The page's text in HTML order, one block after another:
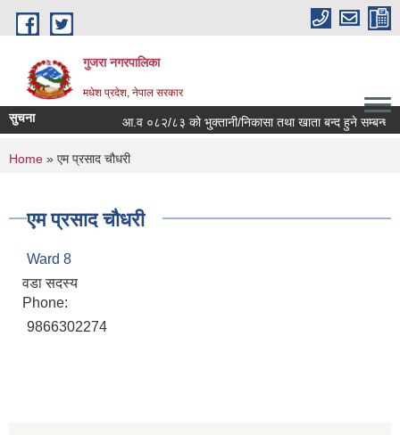
Skip to main content
गुजरा नगरपालिका
मधेश प्रदेश, नेपाल सरकार
सुचना आ.व ०८२/८३ को भु्क्तानी/निकासा तथा खाता बन्द हुने सम्बन्धमा ।
You are here
Home » एम प्रसाद चौधरी
एम प्रसाद चौधरी
Ward 8
वडा सदस्य
Phone:
9866302274